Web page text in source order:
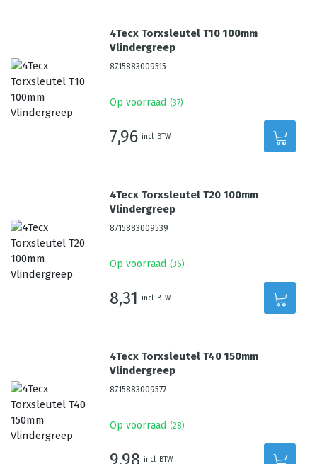
4Tecx Torxsleutel T10 100mm
Vlindergreep
8715883009515
Op voorraad (37)
7,96 incl. BTW
4Tecx Torxsleutel T20 100mm
Vlindergreep
8715883009539
Op voorraad (36)
8,31 incl. BTW
4Tecx Torxsleutel T40 150mm
Vlindergreep
8715883009577
Op voorraad (28)
9,98 incl. BTW